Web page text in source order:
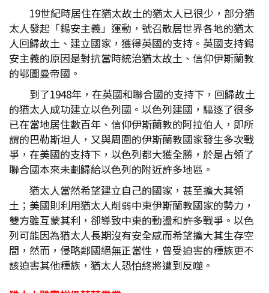
19世紀時居住在猶太故土的猶太人已很少，部分猶
太人發起「錫安主義」運動，號召散居世界各地的猶太
人回歸故土、建立國家，獲得英國的支持。英國支持錫
安主義的原因是對抗當時統治猶太故土、信仰伊斯蘭教
的鄂圖曼帝國。
到了1948年，在英國和聯合國的支持下，回歸故土
的猶太人成功建立以色列國。以色列建國，驅逐了很多
已在當地居住數百年、信仰伊斯蘭教的阿拉伯人，即所
謂的巴勒斯坦人，又與周圍的伊斯蘭教國家發生多次戰
爭，在美國的支持下，以色列都大獲全勝，於是占領了
聯合國本來未劃歸給以色列的附近許多地區。
猶太人當然希望建立自己的國家，甚至擴大其領
土；美國則利用猶太人削弱中東伊斯蘭教國家的勢力，
雙方雖互蒙其利，卻導致中東的動盪和許多戰爭。以色
列可能因為猶太人長期沒有安全感而希望擴大其生存空
間，然而，侵略鄰國絕無正當性，曾受迫害的種族更不
該迫害其他種族，猶太人恐怕終將遭到反噬。